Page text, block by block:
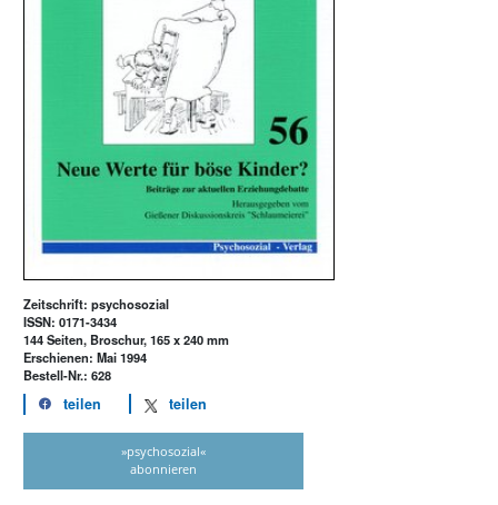
Zeitschrift: psychosozial
ISSN: 0171-3434
144 Seiten, Broschur, 165 x 240 mm
Erschienen: Mai 1994
Bestell-Nr.: 628
teilen teilen
»psychosozial«
abonnieren